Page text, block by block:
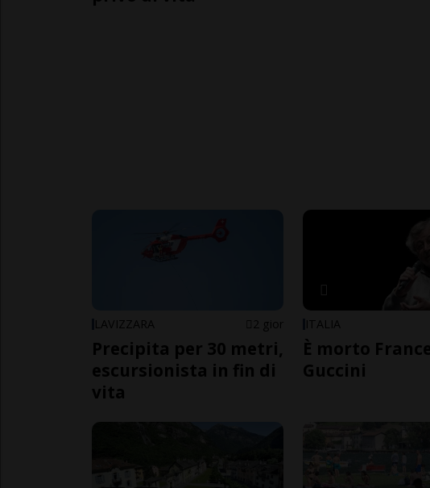
LAVIZZARA 2 gior
Precipita per 30 metri,
escursionista in fin di
vita
ITALIA
È morto
Guccini